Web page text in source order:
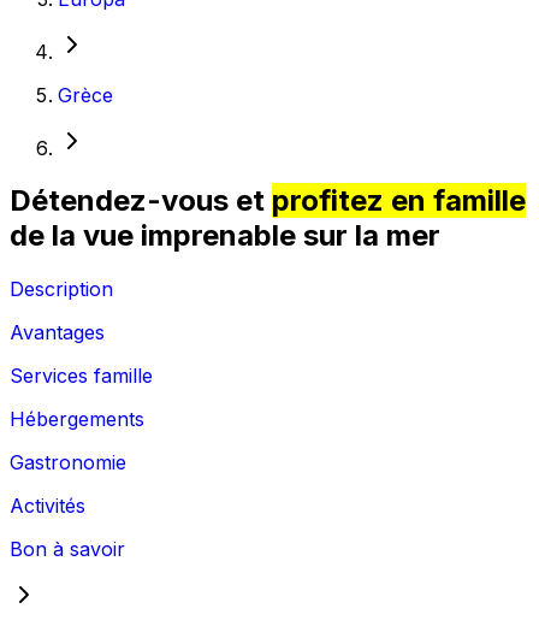
Grèce
Détendez-vous et profitez en famille
de la vue imprenable sur la mer
Description
Avantages
Services famille
Hébergements
Gastronomie
Activités
Bon à savoir